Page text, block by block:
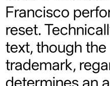
Francisco
reset.
text, though
trademark,
determines an